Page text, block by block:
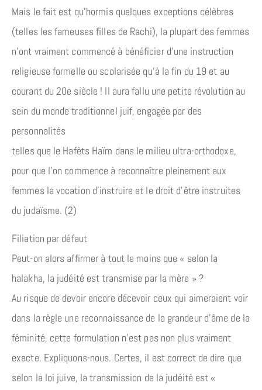
Mais le fait est qu’hormis quelques exceptions célèbres
(telles les fameuses filles de Rachi), la plupart des femmes
n’ont vraiment commencé à bénéficier d’une instruction
religieuse formelle ou scolarisée qu’à la fin du 19 et au
courant du 20e siècle ! Il aura fallu une petite révolution au
sein du monde traditionnel juif, engagée par des
personnalités
telles que le Hafèts Haïm dans le milieu ultra-orthodoxe,
pour que l’on commence à reconnaître pleinement aux
femmes la vocation d’instruire et le droit d’être instruites
du judaïsme. (2)
Filiation par défaut
Peut-on alors affirmer à tout le moins que « selon la
halakha, la judéité est transmise par la mère » ?
Au risque de devoir encore décevoir ceux qui aimeraient voir
dans la règle une reconnaissance de la grandeur d’âme de la
féminité, cette formulation n’est pas non plus vraiment
exacte. Expliquons-nous. Certes, il est correct de dire que
selon la loi juive, la transmission de la judéité est «